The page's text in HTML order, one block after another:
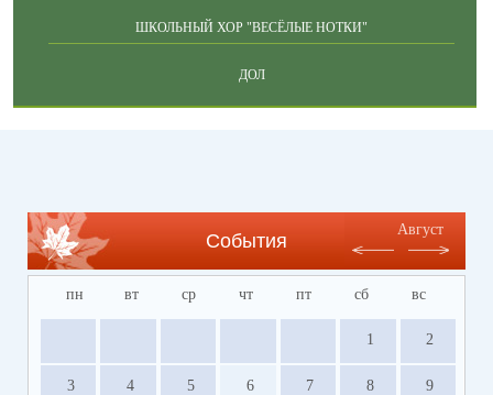
ШКОЛЬНЫЙ ХОР "ВЕСЁЛЫЕ НОТКИ"
ДОЛ
События
Август
пн вт ср чт пт сб вс
1 2
3 4 5 6 7 8 9